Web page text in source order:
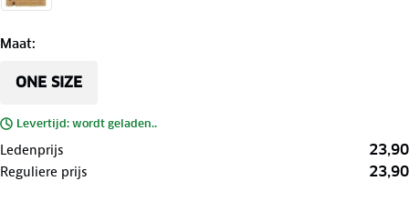
Maat:
ONE SIZE
Levertijd: wordt geladen..
Ledenprijs 23,90
Reguliere prijs 23,90